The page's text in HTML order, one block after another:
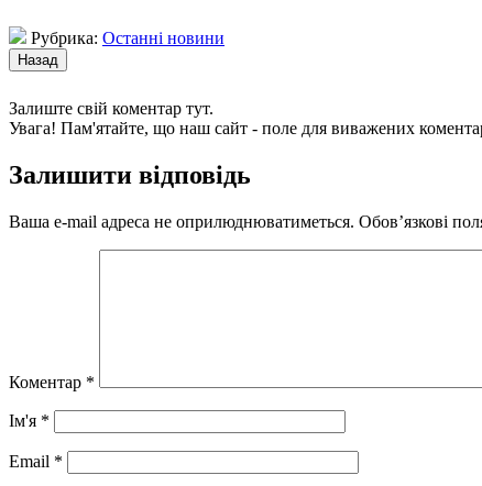
Рубрика: Останні новини
Залиште свій коментар тут.
Увага! Пам'ятайте, що наш сайт - поле для виважених
Залишити відповідь
Ваша e-mail адреса не оприлюднюватиметься. Обов’язкові
Коментар *
Ім'я *
Email *